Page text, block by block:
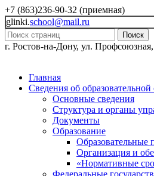
+7 (863)236-90-32 (приемная)
glinki.school@mail.ru
Поиск
г. Ростов-на-Дону, ул.
Главная
Сведения об образовательной
Основные сведения
Структура и органы
Документы
Образование
Образовательные
Организация и
«Нормативные
Федеральные